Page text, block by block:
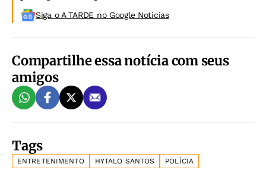
Siga o A TARDE no Google Noticias
Compartilhe essa notícia com seus
amigos
Tags
ENTRETENIMENTO HYTALO SANTOS POLÍCIA